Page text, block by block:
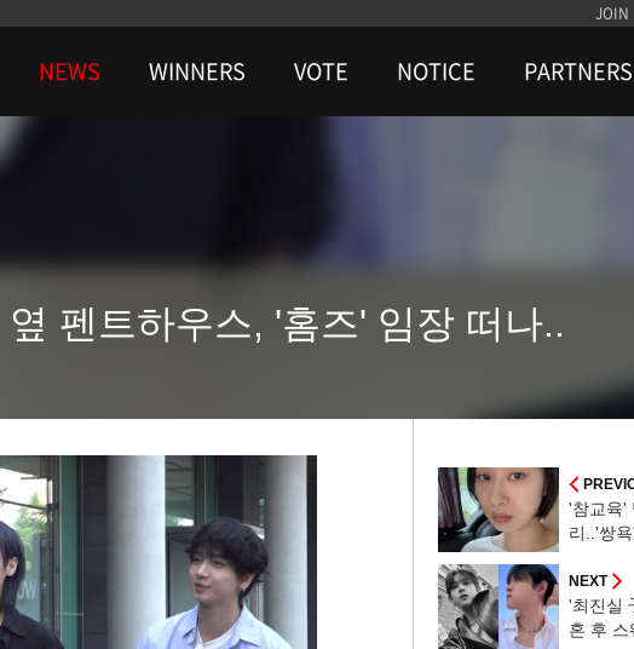
JOIN
NEWS WINNERS VOTE NOTICE PARTNERS
펜트하우스, '홈즈' 임장 떠나..
'참교육'
리..'쌍
NEXT
'최진실
혼 후 스